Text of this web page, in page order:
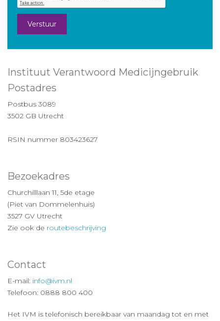
Verstuur
Instituut Verantwoord Medicijngebruik
Postadres
Postbus 3089
3502 GB Utrecht
RSIN nummer 803423627
Bezoekadres
Churchilllaan 11, 5de etage
(Piet van Dommelenhuis)
3527 GV Utrecht
Zie ook de routebeschrijving
Contact
E-mail: info@ivm.nl
Telefoon: 0888 800 400
Het IVM is telefonisch bereikbaar van maandag tot en met